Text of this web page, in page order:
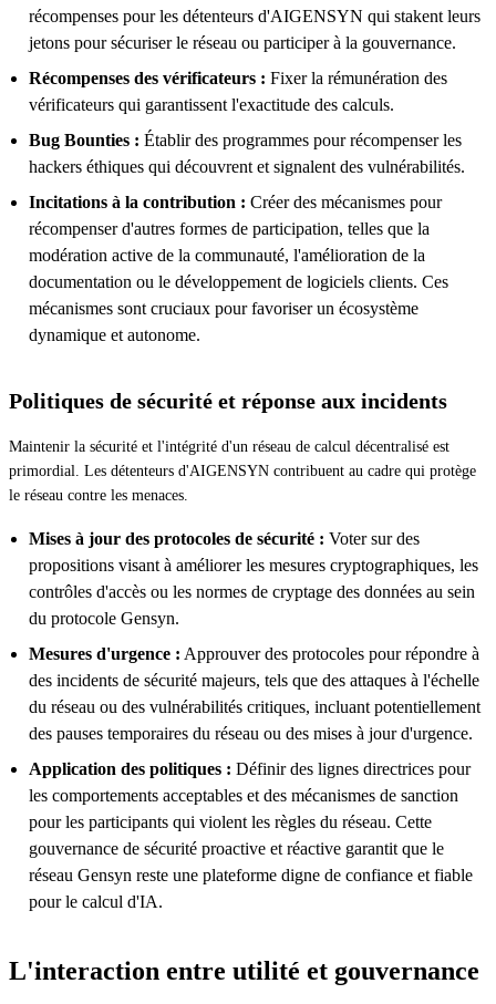
récompenses pour les détenteurs d'AIGENSYN qui stakent leurs
jetons pour sécuriser le réseau ou participer à la gouvernance.
Récompenses des vérificateurs : Fixer la rémunération des
vérificateurs qui garantissent l'exactitude des calculs.
Bug Bounties : Établir des programmes pour récompenser les
hackers éthiques qui découvrent et signalent des vulnérabilités.
Incitations à la contribution : Créer des mécanismes pour
récompenser d'autres formes de participation, telles que la
modération active de la communauté, l'amélioration de la
documentation ou le développement de logiciels clients. Ces
mécanismes sont cruciaux pour favoriser un écosystème
dynamique et autonome.
Politiques de sécurité et réponse aux incidents
Maintenir la sécurité et l'intégrité d'un réseau de calcul décentralisé est
primordial. Les détenteurs d'AIGENSYN contribuent au cadre qui protège
le réseau contre les menaces.
Mises à jour des protocoles de sécurité : Voter sur des
propositions visant à améliorer les mesures cryptographiques, les
contrôles d'accès ou les normes de cryptage des données au sein
du protocole Gensyn.
Mesures d'urgence : Approuver des protocoles pour répondre à
des incidents de sécurité majeurs, tels que des attaques à l'échelle
du réseau ou des vulnérabilités critiques, incluant potentiellement
des pauses temporaires du réseau ou des mises à jour d'urgence.
Application des politiques : Définir des lignes directrices pour
les comportements acceptables et des mécanismes de sanction
pour les participants qui violent les règles du réseau. Cette
gouvernance de sécurité proactive et réactive garantit que le
réseau Gensyn reste une plateforme digne de confiance et fiable
pour le calcul d'IA.
L'interaction entre utilité et gouvernance